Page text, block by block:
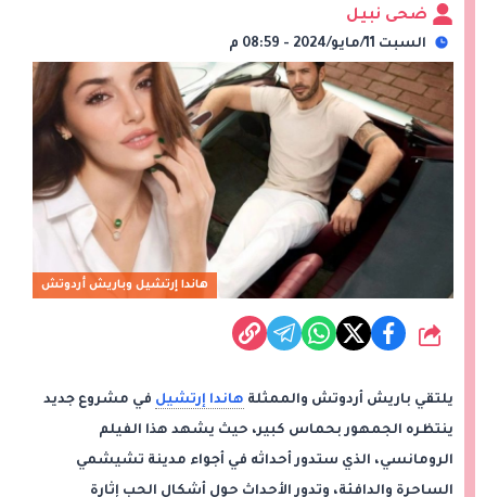
ضحى نبيل
السبت 11/مايو/2024 - 08:59 م
هاندا إرتشيل وباريش أردوتش
شارك
يلتقي باريش أردوتش والممثلة هاندا إرتشيل في مشروع جديد
ينتظره الجمهور بحماس كبير، حيث يشهد هذا الفيلم
الرومانسي، الذي ستدور أحداثه في أجواء مدينة تشيشمي
الساحرة والدافئة، وتدور الأحداث حول أشكال الحب إثارة